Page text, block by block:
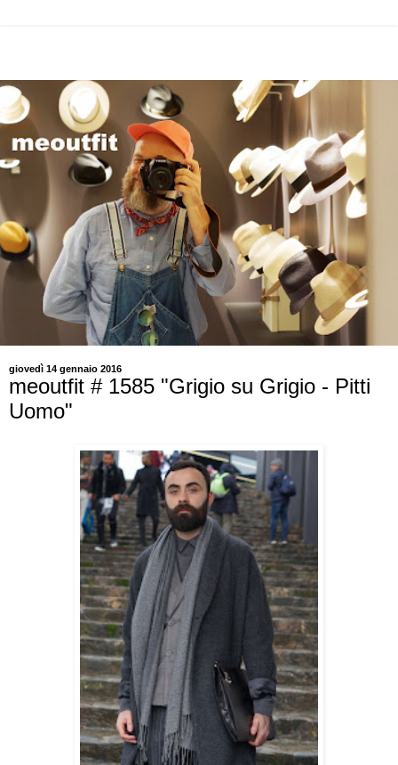
giovedì 14 gennaio 2016
meoutfit # 1585 "Grigio su Grigio - Pitti
Uomo"